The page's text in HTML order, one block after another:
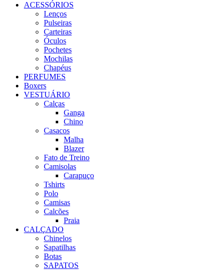
ACESSÓRIOS
Lenços
Pulseiras
Carteiras
Óculos
Pochetes
Mochilas
Chapéus
PERFUMES
Boxers
VESTUÁRIO
Calças
Ganga
Chino
Casacos
Malha
Blazer
Fato de Treino
Camisolas
Carapuço
Tshirts
Polo
Camisas
Calcões
Praia
CALÇADO
Chinelos
Sapatilhas
Botas
SAPATOS